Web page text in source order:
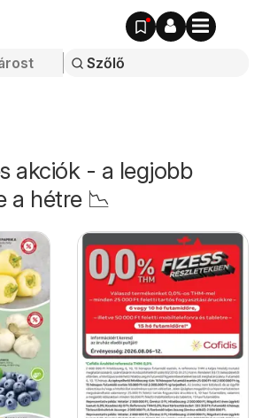
akciók - a legjobb
a hétre 📉